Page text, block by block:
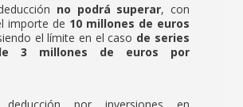
no podrá superar, con
importe de 10 millones de euros
el límite en el caso de series
3 millones de euros por